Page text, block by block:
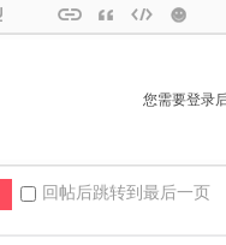
您需要登录
回帖后跳转到最后一页